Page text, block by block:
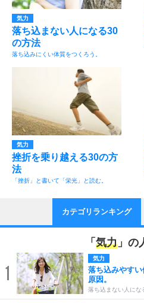
気力
落ち込まない人になる30
の方法
落ち込みにくい体質をつくろう。
気力
挫折を乗り越える30の方
法
「挫折」と書いて「栄光」と読む。
カテゴリランキング
「 気力 」の
1
気力
落ち込みやす
原因。
落ち込まない人にな